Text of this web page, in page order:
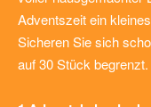
Adventszeit ein
Sicheren Sie sich
auf 30 Stück begrenzt.